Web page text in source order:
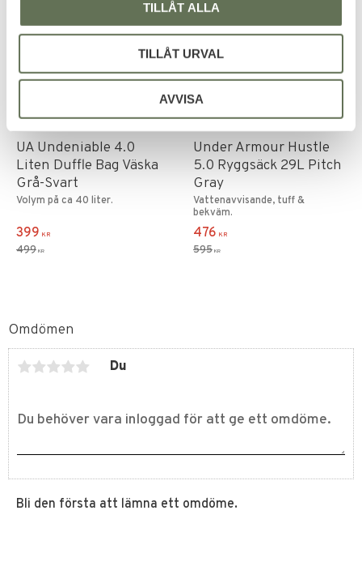
TILLÅT ALLA
TILLÅT URVAL
AVVISA
Omdömen
Du
Bli den första att lämna ett omdöme.
Lägg till i favoriter
UA Undeniable 4.0
Liten Duffle Bag Väska
Grå-Svart
Volym på ca 40 liter.
399 KR
499 KR
Lägg till i favoriter
Under Armour Hustle
5.0 Ryggsäck 29L Pitch
Gray
Vattenavvisande, tuff &
bekväm.
476 KR
595 KR